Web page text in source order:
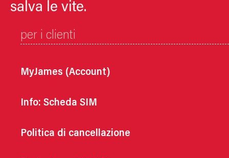
salva le vite.
per i clienti
MyJames (Account)
Info: Scheda SIM
Politica di cancellazione